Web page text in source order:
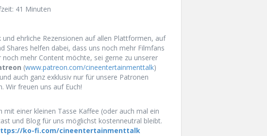
41 Minuten
ehrliche Rezensionen auf allen Plattformen, auf
Shares helfen dabei, dass uns noch mehr Filmfans
mehr Content möchte, sei gerne zu unserer
(www.patreon.com/cineentertainmenttalk)
auch ganz exklusiv nur für unsere Patronen
Wir freuen uns auf Euch!
einer kleinen Tasse Kaffee (oder auch mal ein
und Blog für uns möglichst kostenneutral bleibt.
ko-fi.com/cineentertainmenttalk